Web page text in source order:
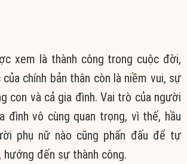
xem là thành công trong cuộc đời,
của chính bản thân còn là niềm vui, sự
con và cả gia đình. Vai trò của người
đình vô cùng quan trọng, vì thế, hầu
phụ nữ nào cũng phấn đấu để tự
hướng đến sự thành công.